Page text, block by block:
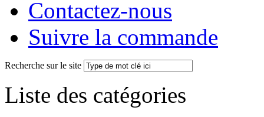
Contactez-nous
Suivre la commande
Recherche sur le site
Liste des catégories